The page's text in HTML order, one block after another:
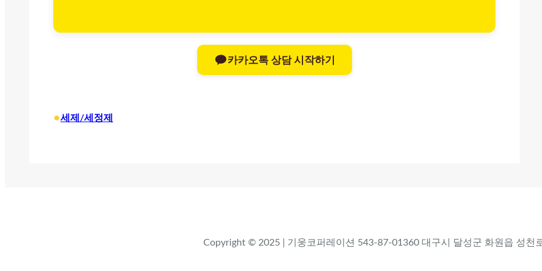
카카오톡 상담 시작하기
•세제/세정제
Copyright © 2025 | 기웅코퍼레이션 543-87-01360 대구시 달성군 화원읍 성천